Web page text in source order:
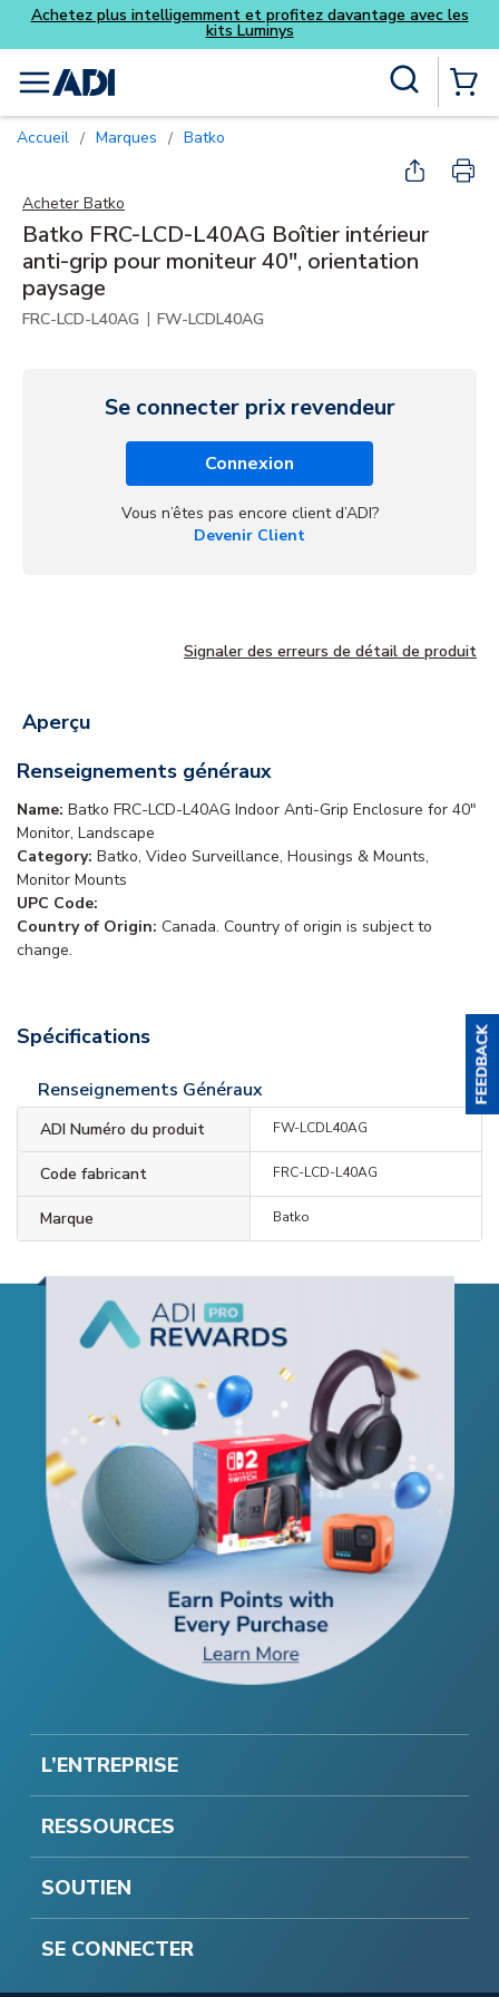
Skip to main content
Achetez plus intelligemment et profitez davantage avec les
kits Luminys
menu
Accueil / Marques / Batko
Acheter Batko
Batko FRC-LCD-L40AG Boîtier intérieur
anti-grip pour moniteur 40", orientation
paysage
FRC-LCD-L40AG | FW-LCDL40AG
Se connecter prix revendeur
Connexion
Vous n’êtes pas encore client d’ADI?
Devenir Client
Signaler des erreurs de détail de produit
Aperçu
Renseignements généraux
Name: Batko FRC-LCD-L40AG Indoor Anti-Grip Enclosure for 40"
Monitor, Landscape
Category: Batko, Video Surveillance, Housings & Mounts,
Monitor Mounts
UPC Code:
Country of Origin: Canada. Country of origin is subject to
change.
Spécifications
Renseignements Généraux
ADI Numéro du produit FW-LCDL40AG
Code fabricant FRC-LCD-L40AG
Marque Batko
L’ENTREPRISE
RESSOURCES
SOUTIEN
SE CONNECTER